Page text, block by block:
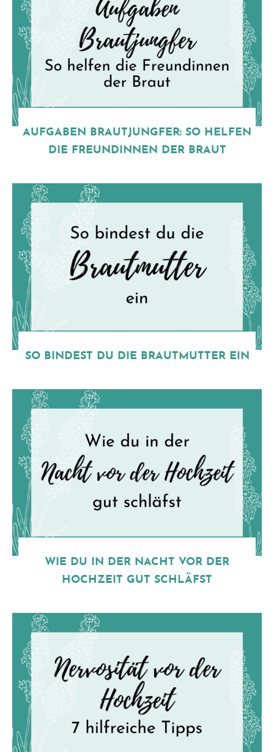
AUFGABEN BRAUTJUNGFER: SO HELFEN
DIE FREUNDINNEN DER BRAUT
SO BINDEST DU DIE BRAUTMUTTER EIN
WIE DU IN DER NACHT VOR DER
HOCHZEIT GUT SCHLÄFST